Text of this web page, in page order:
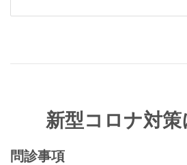
新型コロナ対
問診事項